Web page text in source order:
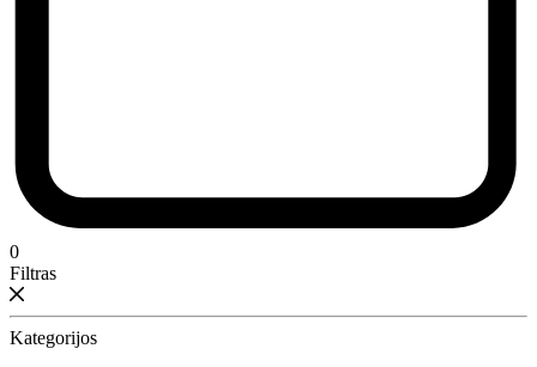
0
Filtras
Kategorijos